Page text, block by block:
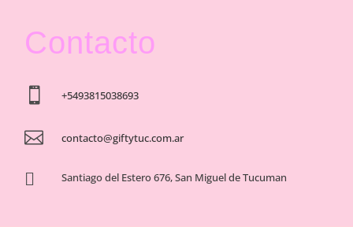
Contacto
 +5493815038693
 contacto@giftytuc.com.ar
 Santiago del Estero 676, San Miguel de Tucuman